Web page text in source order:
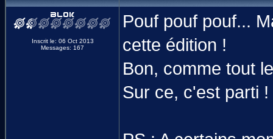
Inscrit le: 06 Oct 2013
Messages: 167
Pouf pouf pouf...
cette édition !
Bon, comme tout
Sur ce, c'est parti !